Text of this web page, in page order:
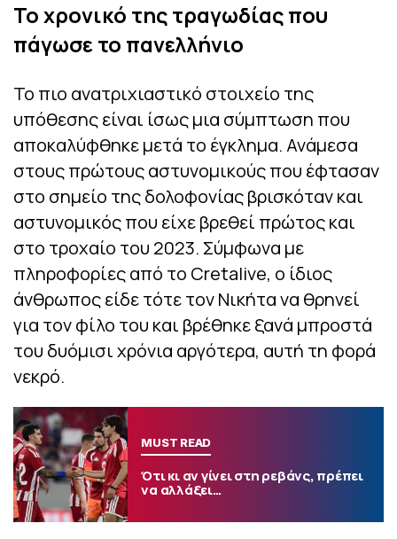
Το χρονικό της τραγωδίας που
πάγωσε το πανελλήνιο
Το πιο ανατριχιαστικό στοιχείο της
υπόθεσης είναι ίσως μια σύμπτωση που
αποκαλύφθηκε μετά το έγκλημα. Ανάμεσα
στους πρώτους αστυνομικούς που έφτασαν
στο σημείο της δολοφονίας βρισκόταν και
αστυνομικός που είχε βρεθεί πρώτος και
στο τροχαίο του 2023. Σύμφωνα με
πληροφορίες από το Cretalive, ο ίδιος
άνθρωπος είδε τότε τον Νικήτα να θρηνεί
για τον φίλο του και βρέθηκε ξανά μπροστά
του δυόμισι χρόνια αργότερα, αυτή τη φορά
νεκρό.
MUST READ
Ότι κι αν γίνει στη ρεβάνς, πρέπει
να αλλάξει…